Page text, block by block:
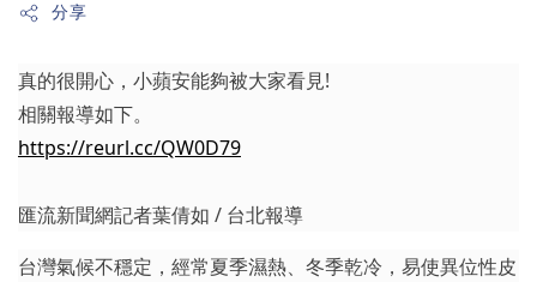
分享
真的很開心，小蘋安能夠被大家看見!
相關報導如下。
https://reurl.cc/QW0D79
匯流新聞網記者葉倩如 / 台北報導
台灣氣候不穩定，經常夏季濕熱、冬季乾冷，易使異位性皮